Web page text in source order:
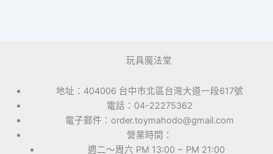
玩具魔法堂
地址：404006 台中市北區台灣大道一段617號
電話：04-22275362
電子郵件：order.toymahodo@gmail.com
營業時間：
週二～周六 PM 13:00 ~ PM 21:00